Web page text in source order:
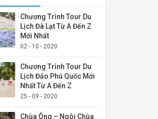
Chương Trình Tour Du
Lịch Đà Lạt Từ A Đến Z
Mới Nhất
02 - 10 - 2020
Chương Trình Tour Du
Lịch Đảo Phú Quốc Mới
Nhất Từ A Đến Z
25 - 09 - 2020
Chùa Ông – Ngôi Chùa